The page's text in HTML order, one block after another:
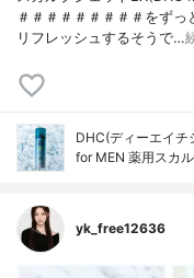
＃＃＃＃＃＃＃＃＃をず
リフレッシュするそうで…
DHC(ディーエイチ
for MEN 薬用スカ
yk_free12636